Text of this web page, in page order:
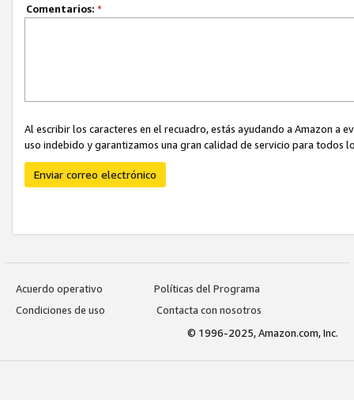
Comentarios: *
Al escribir los caracteres en el recuadro, estás ayudando a Amazon
uso indebido y garantizamos una gran calidad de servicio para todos
Enviar correo electrónico
Acuerdo operativo
Políticas del Programa
Condiciones de uso
Contacta con nosotros
© 1996-2025, Amazon.com, Inc.